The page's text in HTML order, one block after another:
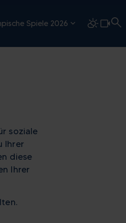
Spiele 2026
soziale
Ihrer
diese
Ihrer